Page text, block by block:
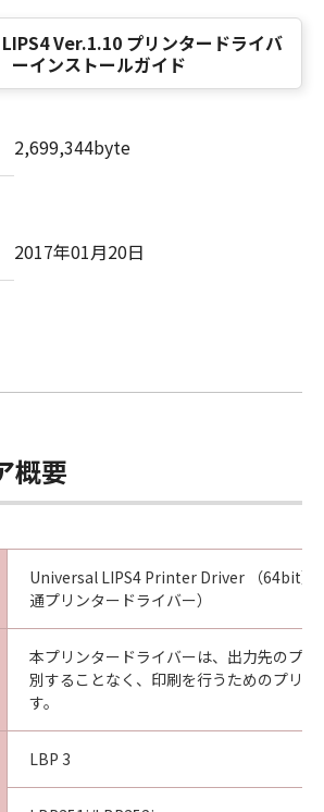
れかの条項またはその一部が法
あると決定された場合でも、そ
全に有効に存続するものとしま
Ver.1.10 プリンタードライバ
ーインストールガイド
2,699,344byte
2017年01月20日
概要
Universal LIPS4 Printer Driver （64bit）
通プリンタードライバー）
本プリンタードライバーは、出力先のプ
別することなく、印刷を行うためのプリ
す。
LBP 3